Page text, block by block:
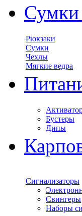
Рюкзаки
Сумки
Чехлы
Мягкие ведра
Бустеры
Дипы
Сигнализаторы
Свингеры
Наборы